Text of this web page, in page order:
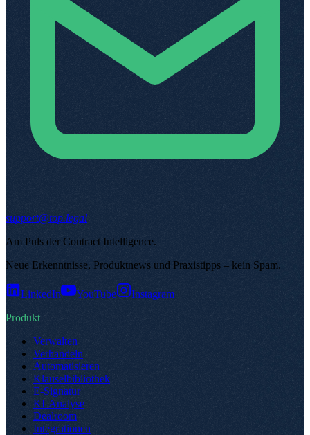
support@top.legal
Am Puls der Contract Intelligence.
Neue Erkenntnisse, Produktnews und Praxistipps – kein Spam.
LinkedIn YouTube
Instagram
Produkt
Verwalten
Verhandeln
Automatisieren
Klauselbibliothek
E-Signatur
KI-Analyse
Dealroom
Integrationen